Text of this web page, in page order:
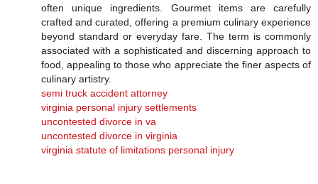
often unique ingredients. Gourmet items are carefully
crafted and curated, offering a premium culinary experience
beyond standard or everyday fare. The term is commonly
associated with a sophisticated and discerning approach to
food, appealing to those who appreciate the finer aspects of
culinary artistry.
semi truck accident attorney
virginia personal injury settlements
uncontested divorce in va
uncontested divorce in virginia
virginia statute of limitations personal injury